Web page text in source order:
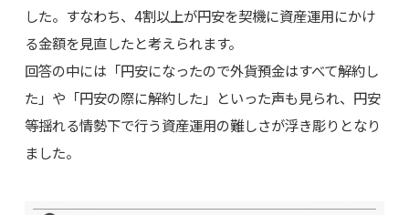
した。すなわち、4割以上が円安を契機に資産運用にかけ
る金額を見直したと考えられます。
回答の中には「円安になったので外貨預金はすべて解約し
た」や「円安の際に解約した」といった声も見られ、円安
等揺れる情勢下で行う資産運用の難しさが浮き彫りとなり
ました。